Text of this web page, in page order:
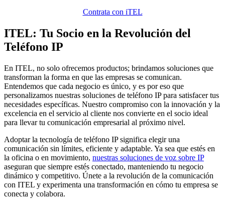
Contrata con iTEL
ITEL: Tu Socio en la Revolución del
Teléfono IP
En ITEL, no solo ofrecemos productos; brindamos soluciones que
transforman la forma en que las empresas se comunican.
Entendemos que cada negocio es único, y es por eso que
personalizamos nuestras soluciones de teléfono IP para satisfacer tus
necesidades específicas. Nuestro compromiso con la innovación y la
excelencia en el servicio al cliente nos convierte en el socio ideal
para llevar tu comunicación empresarial al próximo nivel.
Adoptar la tecnología de teléfono IP significa elegir una
comunicación sin límites, eficiente y adaptable. Ya sea que estés en
la oficina o en movimiento, nuestras soluciones de voz sobre IP
aseguran que siempre estés conectado, manteniendo tu negocio
dinámico y competitivo. Únete a la revolución de la comunicación
con ITEL y experimenta una transformación en cómo tu empresa se
conecta y colabora.